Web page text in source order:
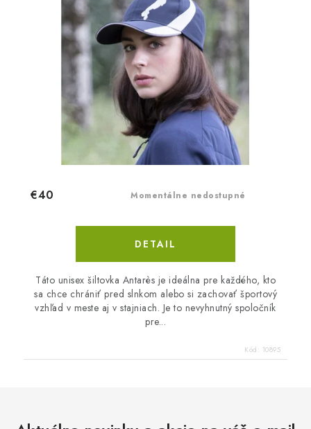
Momentálne nedostupné
€40
DETAIL
Táto unisex šiltovka Antarès je ideálna pre každého, kto
sa chce chrániť pred slnkom alebo si zachovať športový
vzhľad v meste aj v stajniach. Je to nevyhnutný spoločník
pre...
Kód: 10895